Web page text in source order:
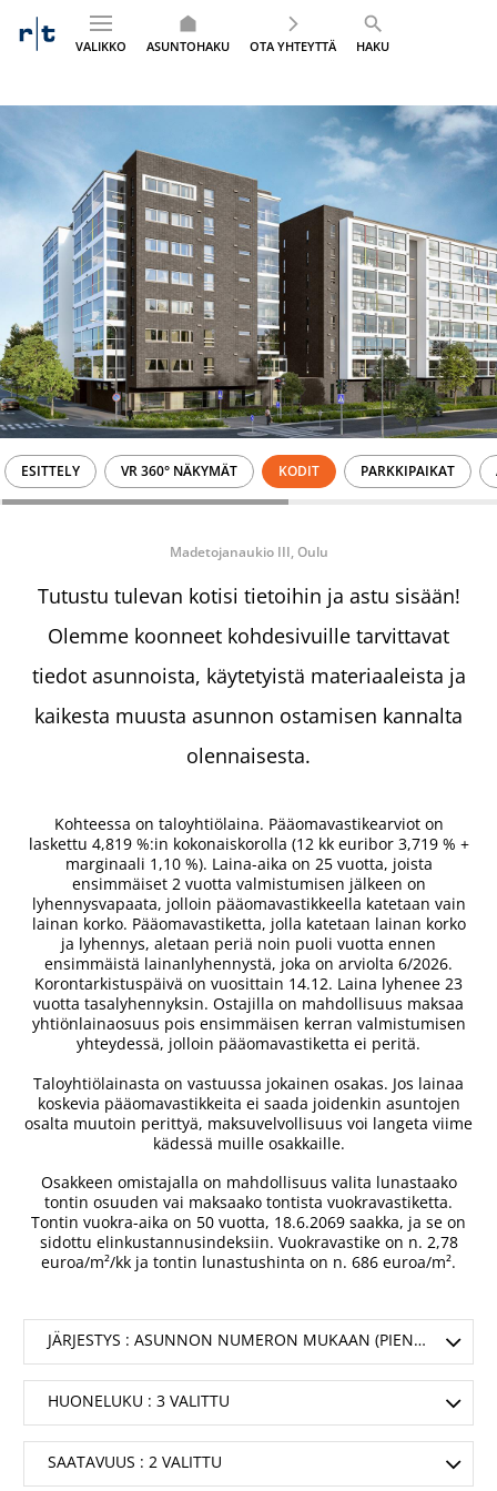
VALIKKO ASUNTOHAKU OTA YHTEYTTÄ HAKU
ESITTELY VR 360° NÄKYMÄT KODIT PARKKIPAIKAT
Madetojanaukio III, Oulu
Tutustu tulevan kotisi tietoihin ja astu sisään!
Olemme koonneet kohdesivuille tarvittavat
tiedot asunnoista, käytetyistä materiaaleista ja
kaikesta muusta asunnon ostamisen kannalta
olennaisesta.
Kohteessa on taloyhtiölaina. Pääomavastikearviot on
laskettu 4,819 %:in kokonaiskorolla (12 kk euribor 3,719 % +
marginaali 1,10 %). Laina-aika on 25 vuotta, joista
ensimmäiset 2 vuotta valmistumisen jälkeen on
lyhennysvapaata, jolloin pääomavastikkeella katetaan vain
lainan korko. Pääomavastiketta, jolla katetaan lainan korko
ja lyhennys, aletaan periä noin puoli vuotta ennen
ensimmäistä lainanlyhennystä, joka on arviolta 6/2026.
Korontarkistuspäivä on vuosittain 14.12. Laina lyhenee 23
vuotta tasalyhennyksin. Ostajilla on mahdollisuus maksaa
yhtiönlainaosuus pois ensimmäisen kerran valmistumisen
yhteydessä, jolloin pääomavastiketta ei peritä.
Taloyhtiölainasta on vastuussa jokainen osakas. Jos lainaa
koskevia pääomavastikkeita ei saada joidenkin asuntojen
osalta muutoin perittyä, maksuvelvollisuus voi langeta viime
kädessä muille osakkaille.
Osakkeen omistajalla on mahdollisuus valita lunastaako
tontin osuuden vai maksaako tontista vuokravastiketta.
Tontin vuokra-aika on 50 vuotta, 18.6.2069 saakka, ja se on
sidottu elinkustannusindeksiin. Vuokravastike on n. 2,78
euroa/m²/kk ja tontin lunastushinta on n. 686 euroa/m².
JÄRJESTYS : ASUNNON NUMERON MUKAAN (PIENIN ENSIN)
HUONELUKU : 3 VALITTU
SAATAVUUS : 2 VALITTU